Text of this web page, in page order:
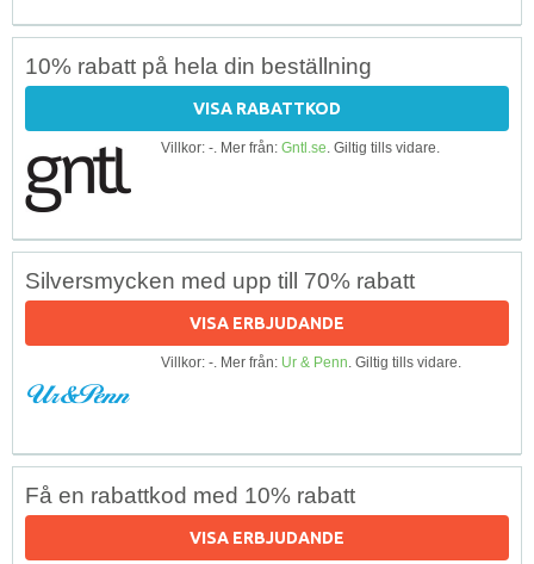
10% rabatt på hela din beställning
VISA RABATTKOD
Villkor: -. Mer från: Gntl.se. Giltig tills vidare.
Silversmycken med upp till 70% rabatt
VISA ERBJUDANDE
Villkor: -. Mer från: Ur & Penn. Giltig tills vidare.
Få en rabattkod med 10% rabatt
VISA ERBJUDANDE